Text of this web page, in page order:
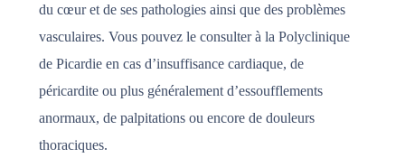
du cœur et de ses pathologies ainsi que des problèmes
vasculaires. Vous pouvez le consulter à la Polyclinique
de Picardie en cas d’insuffisance cardiaque, de
péricardite ou plus généralement d’essoufflements
anormaux, de palpitations ou encore de douleurs
thoraciques.